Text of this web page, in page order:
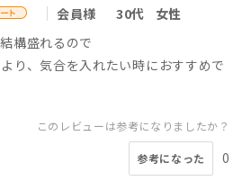
会員様 30代
女性
構盛れるので
り、気合を入れたい時におすすめで
このレビューは参考になりましたか？
参考になった 0